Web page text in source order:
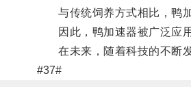
与传统饲养方式相比，鸭加
因此，鸭加速器被广泛应用
在未来，随着科技的不断发
#37#